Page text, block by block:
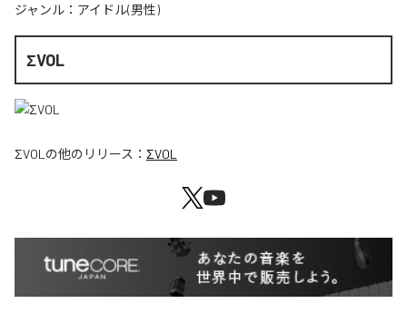
ジャンル： アイドル(男性)
ΣVOL
ΣVOL の他のリリース： ΣVOL